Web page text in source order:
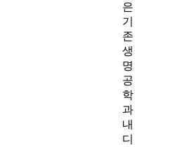
은
기
존
생
명
공
학
과
내
디